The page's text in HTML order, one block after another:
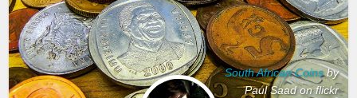
South African Coinsby
Paul Saad on flickr